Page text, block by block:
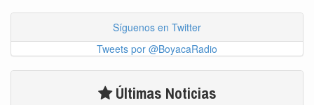
Síguenos en Twitter
Tweets por @BoyacaRadio
Últimas Noticias